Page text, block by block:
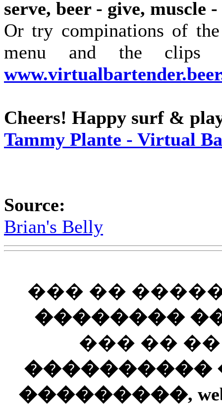
serve, beer - give, muscle
Or try compinations of
menu and the
Cheers! Happy surf &
Tammy Plante - Virtual
Source:
Brian's Belly
��� ��
��������
��� ��
����������
���������,